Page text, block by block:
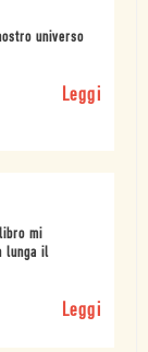
universo
Leggi
mi
lunga il
Leggi